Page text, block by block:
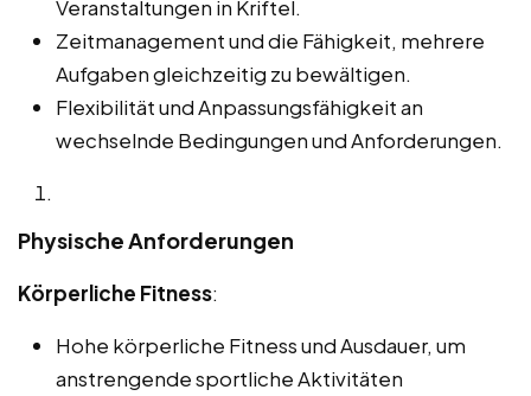
Veranstaltungen in Kriftel.
Zeitmanagement und die Fähigkeit, mehrere
Aufgaben gleichzeitig zu bewältigen.
Flexibilität und Anpassungsfähigkeit an
wechselnde Bedingungen und Anforderungen.
Physische Anforderungen
Körperliche Fitness:
Hohe körperliche Fitness und Ausdauer, um
anstrengende sportliche Aktivitäten